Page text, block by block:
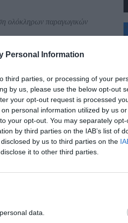
Personal Information
third parties, or processing of your
by us, please use the below opt-out
your opt-out request is processed
personal information utilized by us
your opt-out. You may separately
by third parties on the IAB’s list of
by us to third parties on the
it to other third parties.
data.
ολόκληρων παραγωγικών
ΑΓΩΝΑ ΤΟΥΣ ΝΑ
+
°